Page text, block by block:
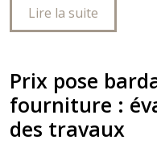
Lire la suite
Prix pose
fourniture :
des travaux